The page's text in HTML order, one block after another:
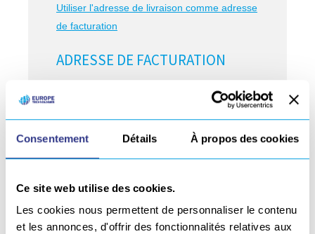
Consentement Détails À propos des cookies
Ce site web utilise des cookies.
Les cookies nous permettent de personnaliser le contenu
et les annonces, d'offrir des fonctionnalités relatives aux
Utiliser l'adresse de livraison comme adresse
de facturation
ADRESSE DE FACTURATION
Code postal*
Ville *